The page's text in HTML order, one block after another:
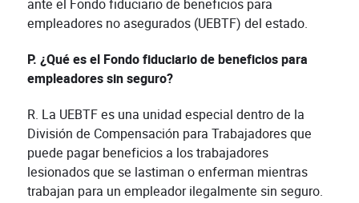
ante el Fondo fiduciario de beneficios para
empleadores no asegurados (UEBTF) del estado.
P. ¿Qué es el Fondo fiduciario de beneficios para
empleadores sin seguro?
R. La UEBTF es una unidad especial dentro de la
División de Compensación para Trabajadores que
puede pagar beneficios a los trabajadores
lesionados que se lastiman o enferman mientras
trabajan para un empleador ilegalmente sin seguro.